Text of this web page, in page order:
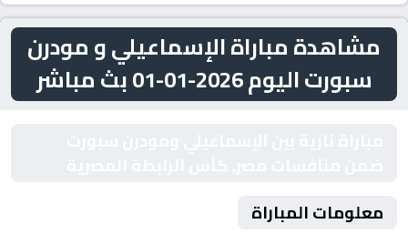
مشاهدة مباراة الإسماعيلي و مودرن
سبورت اليوم 2026-01-01 بث مباشر
معلومات المباراة